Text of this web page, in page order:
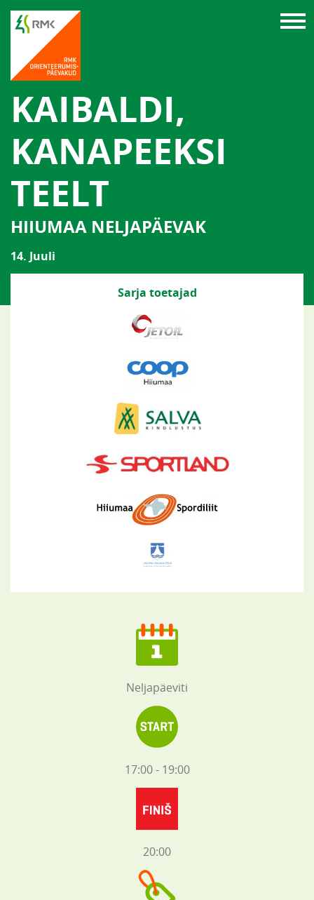
KAIBALDI,
KANAPEEKSI
TEELT
HIIUMAA NELJAPÄEVAK
14. Juuli
Sarja toetajad
Neljapäeviti
17:00 - 19:00
20:00